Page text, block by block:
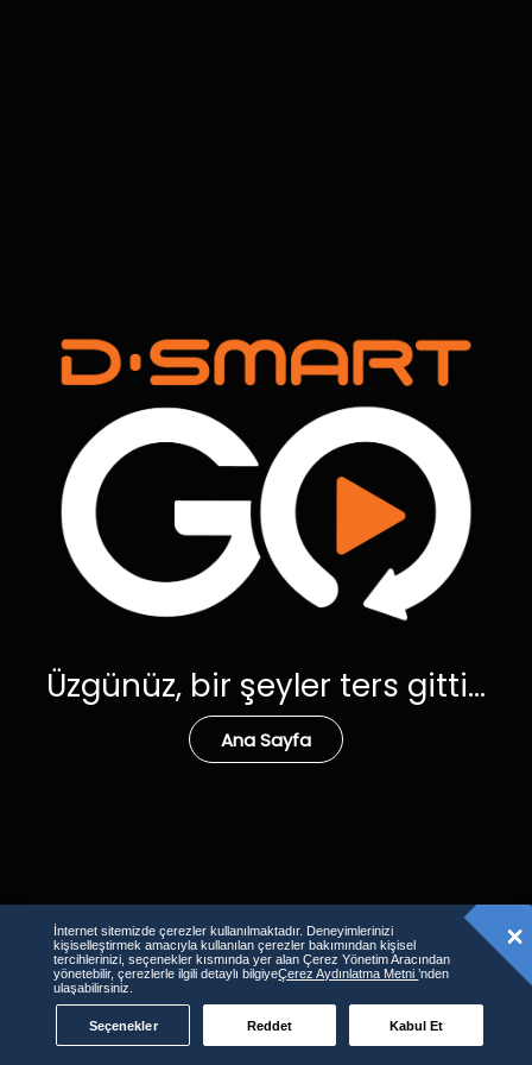
Üzgünüz, bir şeyler ters gitti...
Ana Sayfa
İnternet sitemizde çerezler kullanılmaktadır. Deneyimlerinizi
kişiselleştirmek amacıyla kullanılan çerezler bakımından kişisel
tercihlerinizi, seçenekler kısmında yer alan Çerez Yönetim Aracından
yönetebilir, çerezlerle ilgili detaylı bilgiyeÇerez Aydınlatma Metni’nden
ulaşabilirsiniz.
Seçenekler Reddet Kabul Et